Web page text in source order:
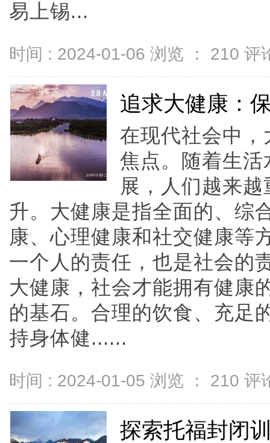
易上锡...
时间 : 2024-01-06 浏览 ： 210 评
追求大健康：
在现代社会中
焦点。随着生
展，人们越来
升。大健康是指全面的、综
康、心理健康和社交健康等
一个人的责任，也是社会的
大健康，社会才能拥有健康
的基石。合理的饮食、充足
持身体健......
时间 : 2024-01-05 浏览 ： 210 评
探索托福封闭